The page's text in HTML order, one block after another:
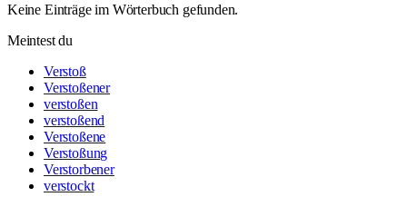
Keine Einträge im Wörterbuch gefunden.
Meintest du
Verstoß
Verstoßener
verstoßen
verstoßend
Verstoßene
Verstoßung
Verstorbener
verstockt